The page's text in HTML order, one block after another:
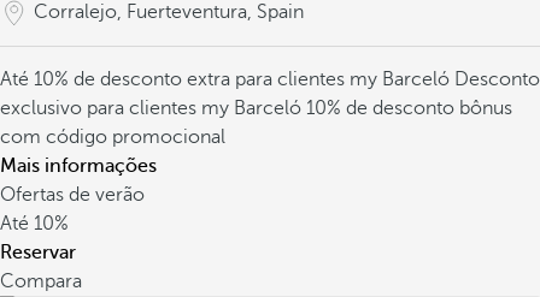
Corralejo, Fuerteventura, Spain
Até 10% de desconto extra para clientes my Barceló Desconto
exclusivo para clientes my Barceló 10% de desconto bônus
com código promocional
Mais informações
Ofertas de verão
Até 10%
Reservar
Compara